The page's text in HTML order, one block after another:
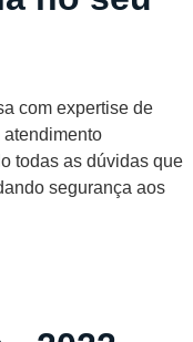
com expertise de
atendimento
todas as dúvidas que
segurança aos